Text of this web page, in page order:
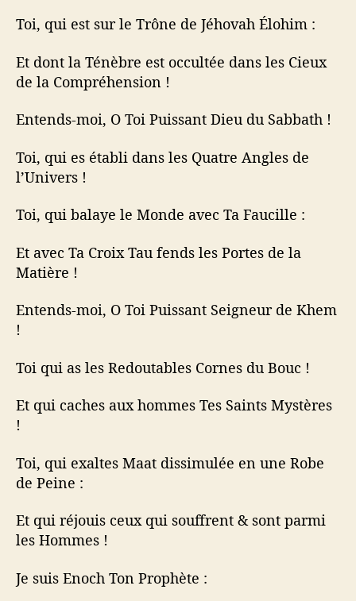
Toi, qui est sur le Trône de Jéhovah Élohim :
Et dont la Ténèbre est occultée dans les Cieux
de la Compréhension !
Entends-moi, O Toi Puissant Dieu du Sabbath !
Toi, qui es établi dans les Quatre Angles de
l’Univers !
Toi, qui balaye le Monde avec Ta Faucille :
Et avec Ta Croix Tau fends les Portes de la
Matière !
Entends-moi, O Toi Puissant Seigneur de Khem
!
Toi qui as les Redoutables Cornes du Bouc !
Et qui caches aux hommes Tes Saints Mystères
!
Toi, qui exaltes Maat dissimulée en une Robe
de Peine :
Et qui réjouis ceux qui souffrent & sont parmi
les Hommes !
Je suis Enoch Ton Prophète :